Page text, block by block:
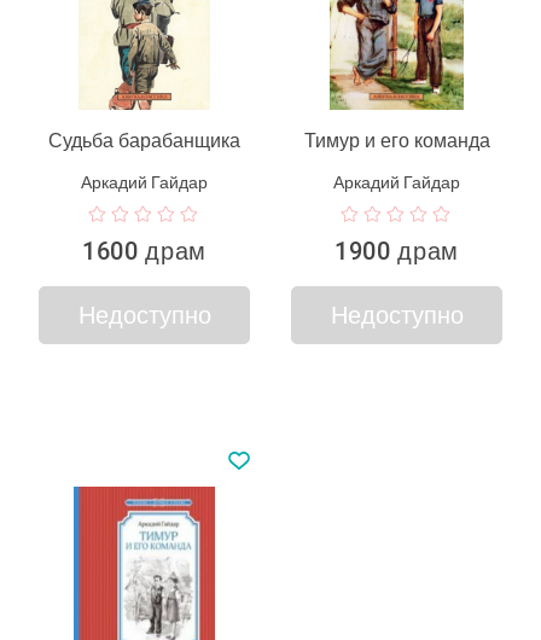
Судьба барабанщика
Аркадий Гайдар
1600 драм
Недоступно
Тимур и его команда
Аркадий Гайдар
1900 драм
Недоступно